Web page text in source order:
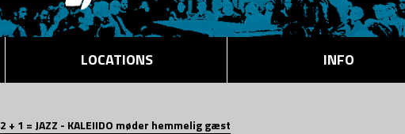
LOCATIONS INFO
2 + 1 = JAZZ - KALEIIDO møder hemmelig gæst